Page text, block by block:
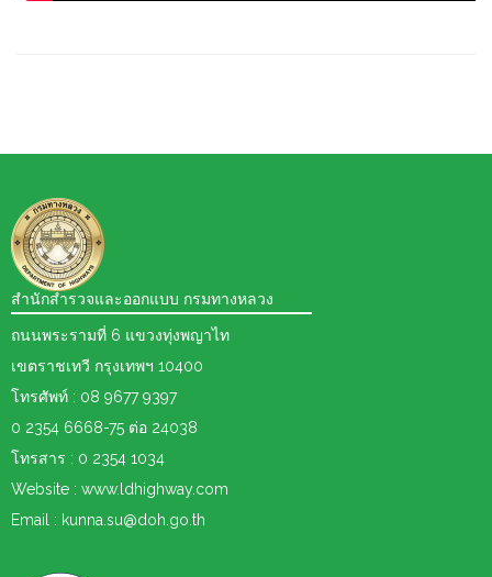
สำนักสำรวจและออกแบบ กรมทางหลวง
ถนนพระรามที่ 6 แขวงทุ่งพญาไท
เขตราชเทวี กรุงเทพฯ 10400
โทรศัพท์ : 08 9677 9397
0 2354 6668-75 ต่อ 24038
โทรสาร : 0 2354 1034
Website : www.ldhighway.com
Email : kunna.su@doh.go.th